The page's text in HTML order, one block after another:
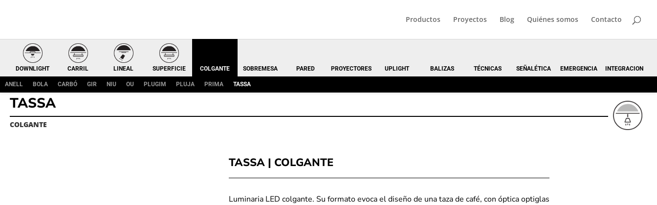
Productos Proyectos Blog Quiénes somos Contacto
DOWNLIGHT CARRIL LINEAL SUPERFICIE COLGANTE
ANELL BOLA CARBÓ GIR NIU OU PLUGIM PLUJA PRIMA TASSA
SOBREMESA PARED PROYECTORES UPLIGHT BALIZAS TÉCNICAS SEÑALÉTICA EMERGENCIA INTEGRACION
TASSA
COLGANTE
TASSA | COLGANTE
Luminaria LED colgante. Su formato evoca el diseño de una taza de café, con óptica optiglas